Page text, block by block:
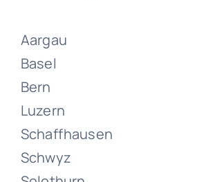
Umzüge
Zürich
Aargau
Basel
Bern
Luzern
Schaffhausen
Schwyz